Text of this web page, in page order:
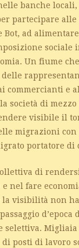
banche locali,
partecipare alle
Bot, ad
sociale
Un fiume
commercianti e
società di
visibile il
migrazioni con
portatore
di
nel fare
la visibilità non
d’epoca
selettiva.
posti di lavoro